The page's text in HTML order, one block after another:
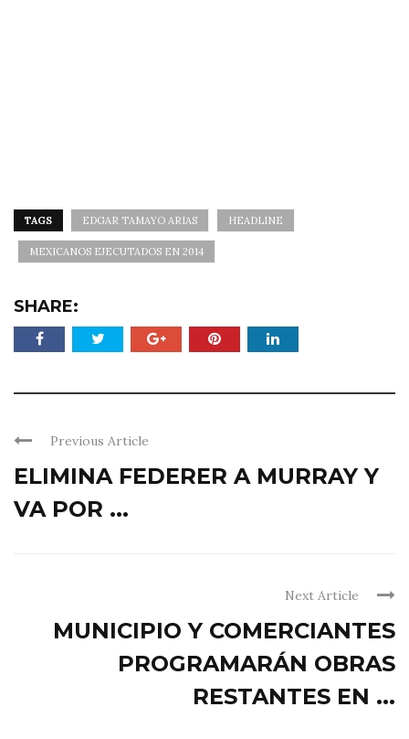
TAGS EDGAR TAMAYO ARIAS HEADLINE
MEXICANOS EJECUTADOS EN 2014
SHARE:
Previous Article
ELIMINA FEDERER A MURRAY Y
VA POR ...
Next Article
MUNICIPIO Y COMERCIANTES
PROGRAMARÁN OBRAS
RESTANTES EN ...